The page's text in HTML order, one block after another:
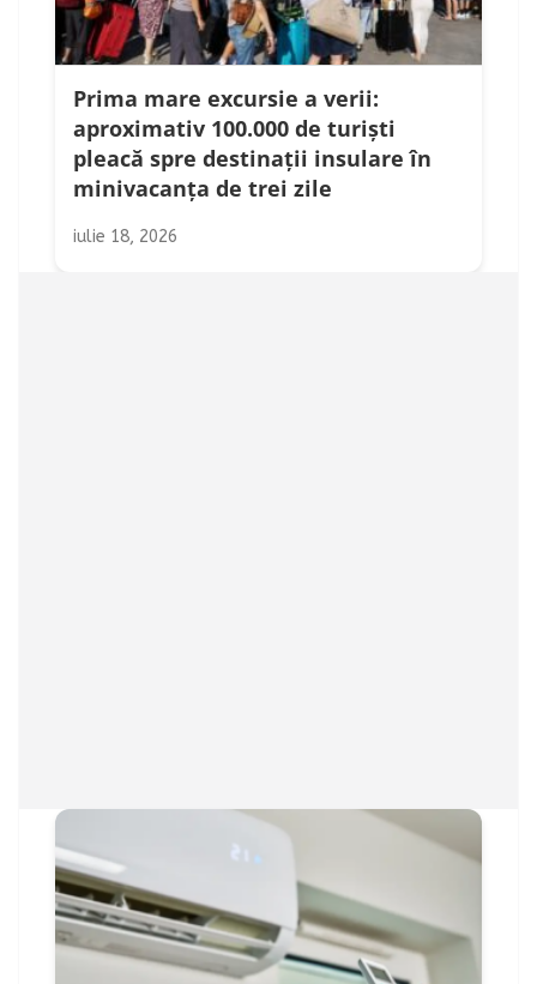
Prima mare excursie a verii:
aproximativ 100.000 de turiști
pleacă spre destinații insulare în
minivacanța de trei zile
iulie 18, 2026